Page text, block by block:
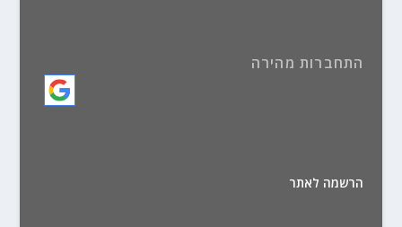
התחברות מהירה
הרשמה לאתר